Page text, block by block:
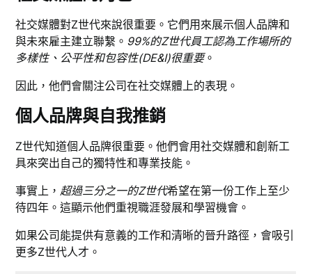
社交媒體對Z世代來說很重要。它們用來展示個人品牌和
與未來雇主建立聯繫。 99%的Z世代員工認為工作場所的
多樣性、公平性和包容性(DE&I)很重要。
因此，他們會關注公司在社交媒體上的表現。
個人品牌與自我推銷
Z世代知道個人品牌很重要。他們會用社交媒體和創新工
具來突出自己的獨特性和專業技能。
事實上， 超過三分之一的Z世代希望在第一份工作上至少
待四年。這顯示他們重視職涯發展和學習機會。
如果公司能提供有意義的工作和清晰的晉升路徑，會吸引
更多Z世代人才。